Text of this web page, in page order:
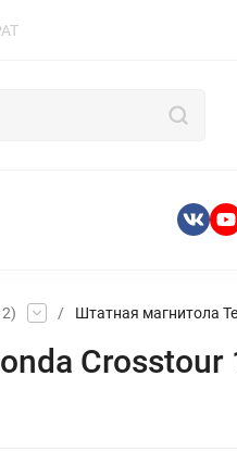
/ Штатная магнитола
Crosstour